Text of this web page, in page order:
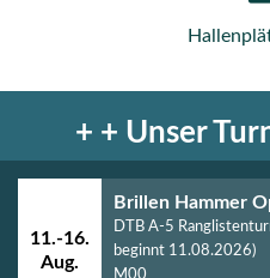
+ + Unser
11.-16.
Aug.
Brillen Hammer
DTB A-5
beginnt 11.08.2026)
M00